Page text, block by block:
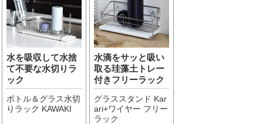
水を吸収して水捨
て不要な水切りラ
ック
ボトル＆グラス水切
りラック KAWAKI
水滴をサッと吸い
取る珪藻土トレー
付きフリーラック
グラススタンド Kar
ari+ワイヤー フリー
ラック